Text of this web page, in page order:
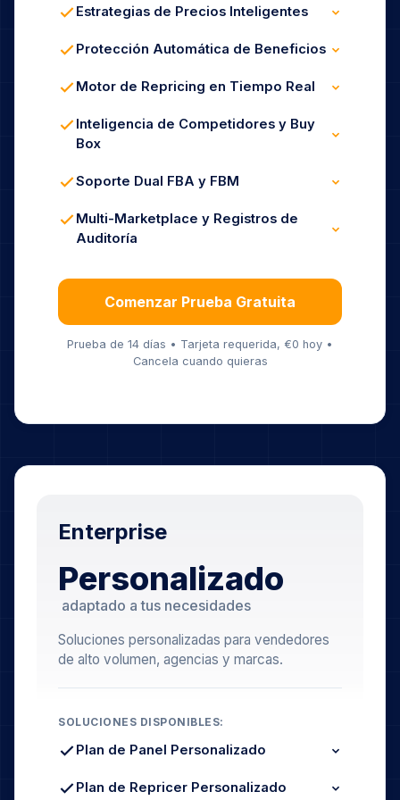
Estrategias de Precios Inteligentes
Reglas de Marca / Private Label
Protección Automática de Beneficios
Protección de Margen con Comisiones
Motor de Repricing en Tiempo Real
Reacción Dinámica al Mercado
Automatización 24/7 Sin Intervención
Inteligencia de Competidores y Buy
Box
Análisis de Tasa de Ganancia de Buy Box
Soporte Dual FBA y FBM
Lógica Específica para FBM
Soporte de Estrategia Híbrida
Multi-Marketplace y Registros de
Auditoría
Comenzar Prueba Gratuita
Prueba de 14 días • Tarjeta requerida, €0 hoy •
Cancela cuando quieras
Enterprise
Personalizado
adaptado a tus necesidades
Soluciones personalizadas para vendedores
de alto volumen, agencias y marcas.
SOLUCIONES DISPONIBLES:
Plan de Panel Personalizado
Retención de Datos Ampliada
Plan de Repricer Personalizado